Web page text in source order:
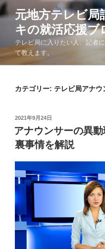
コ
ン
へ
元地方テレビ局
キの就活応援ブ
テレビ局に入りたい人、記者
て教えます。
カテゴリー: テレビ局アナウ
投
稿
日:
2021年9月24日
アナウンサーの異
裏事情を解説